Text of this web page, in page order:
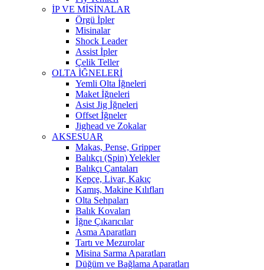
İP VE MİSİNALAR
Örgü İpler
Misinalar
Shock Leader
Assist İpler
Çelik Teller
OLTA İĞNELERİ
Yemli Olta İğneleri
Maket İğneleri
Asist Jig İğneleri
Offset İğneler
Jighead ve Zokalar
AKSESUAR
Makas, Pense, Gripper
Balıkçı (Spin) Yelekler
Balıkçı Çantaları
Kepçe, Livar, Kakıç
Kamış, Makine Kılıfları
Olta Sehpaları
Balık Kovaları
İğne Çıkarıcılar
Asma Aparatları
Tartı ve Mezurolar
Misina Sarma Aparatları
Düğüm ve Bağlama Aparatları